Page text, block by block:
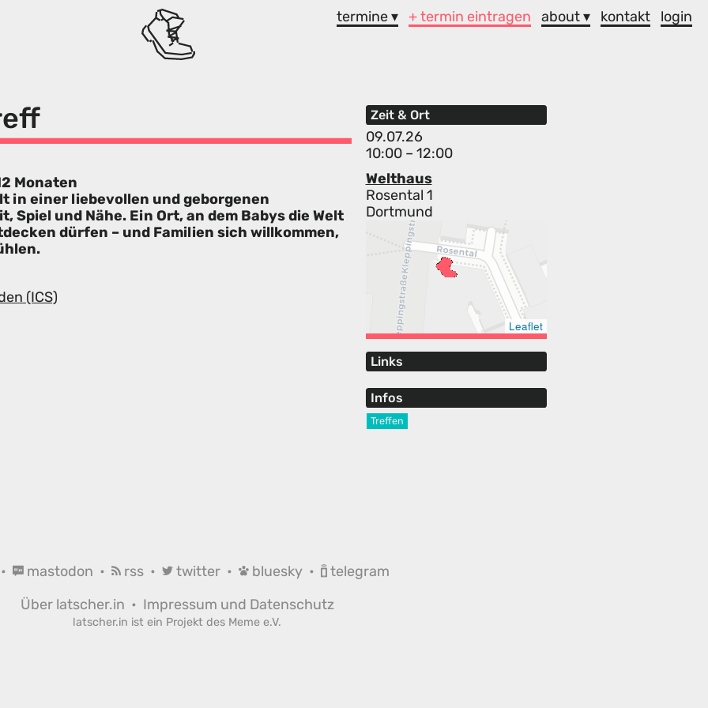
termine ▾ + termin eintragen about ▾ kontakt login
Zeit & Ort
09.07.26
10:00 – 12:00
Welthaus
Rosental 1
Dortmund
Leaflet
Links
Infos
Treffen
Monaten
in einer liebevollen und geborgenen
Spiel und Nähe. Ein Ort, an dem Babys die Welt
dürfen – und Familien sich willkommen,
(ICS)
mastodon • rss • twitter • bluesky •
telegram
Über latscher.in • Impressum und Datenschutz
latscher.in ist ein Projekt des Meme e.V.